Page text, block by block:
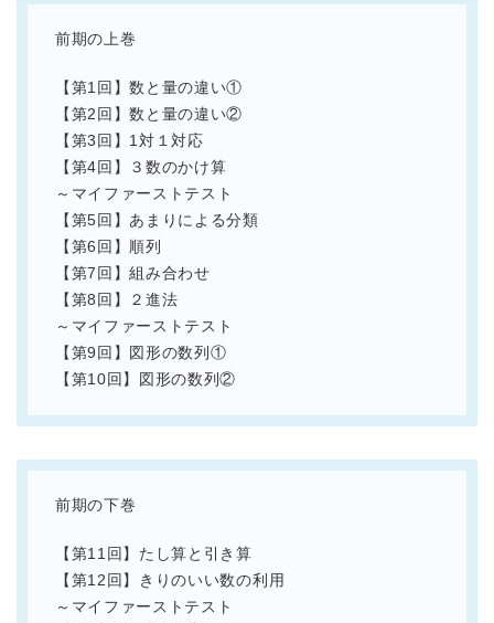
前期の上巻
【第1回】数と量の違い①
【第2回】数と量の違い②
【第3回】1対１対応
【第4回】３数のかけ算
～マイファーストテスト
【第5回】あまりによる分類
【第6回】順列
【第7回】組み合わせ
【第8回】２進法
～マイファーストテスト
【第9回】図形の数列①
【第10回】図形の数列②
前期の下巻
【第11回】たし算と引き算
【第12回】きりのいい数の利用
～マイファーストテスト